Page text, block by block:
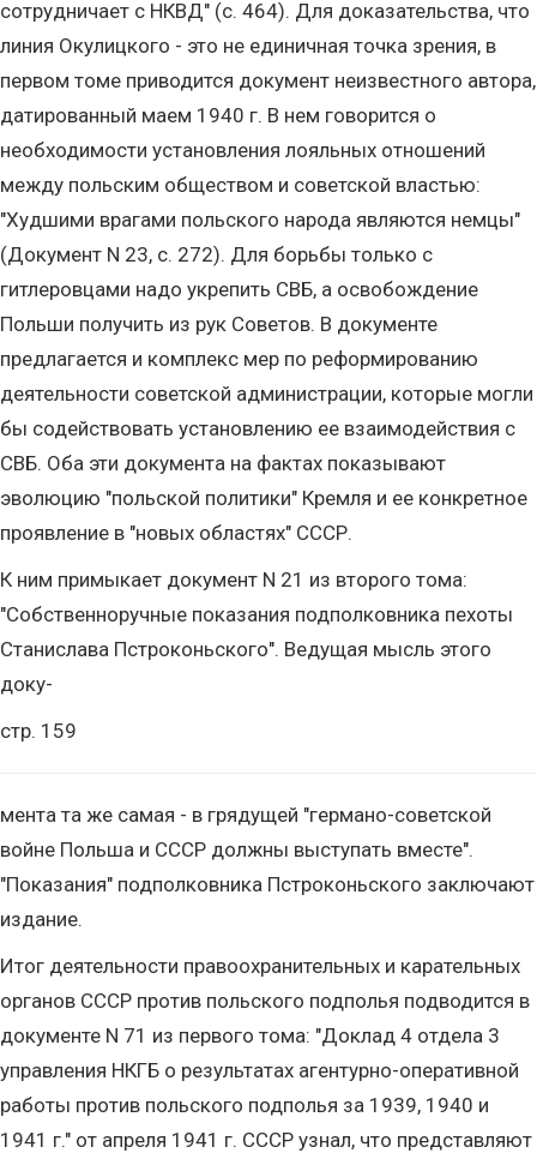
сотрудничает с НКВД" (с. 464). Для доказательства, что
линия Окулицкого - это не единичная точка зрения, в
первом томе приводится документ неизвестного автора,
датированный маем 1940 г. В нем говорится о
необходимости установления лояльных отношений
между польским обществом и советской властью:
"Худшими врагами польского народа являются немцы"
(Документ N 23, с. 272). Для борьбы только с
гитлеровцами надо укрепить СВБ, а освобождение
Польши получить из рук Советов. В документе
предлагается и комплекс мер по реформированию
деятельности советской администрации, которые могли
бы содействовать установлению ее взаимодействия с
СВБ. Оба эти документа на фактах показывают
эволюцию "польской политики" Кремля и ее конкретное
проявление в "новых областях" СССР.
К ним примыкает документ N 21 из второго тома:
"Собственноручные показания подполковника пехоты
Станислава Пстроконьского". Ведущая мысль этого
доку-
стр. 159
мента та же самая - в грядущей "германо-советской
войне Польша и СССР должны выступать вместе".
"Показания" подполковника Пстроконьского заключают
издание.
Итог деятельности правоохранительных и карательных
органов СССР против польского подполья подводится в
документе N 71 из первого тома: "Доклад 4 отдела 3
управления НКГБ о результатах агентурно-оперативной
работы против польского подполья за 1939, 1940 и
1941 г." от апреля 1941 г. СССР узнал, что представляют